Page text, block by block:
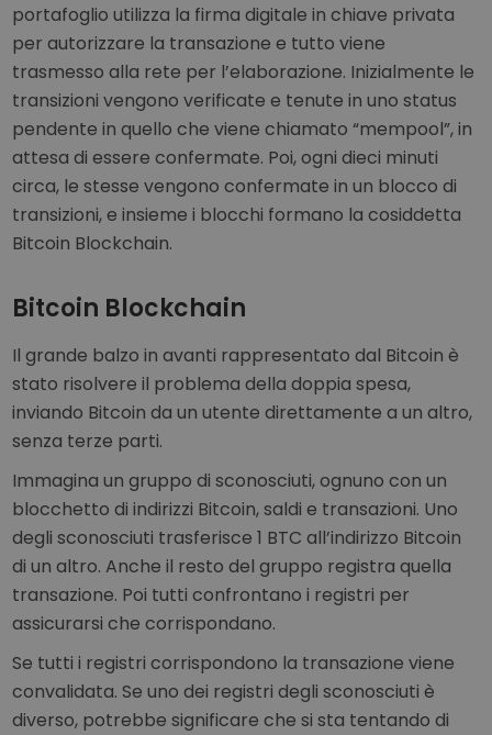
portafoglio utilizza la firma digitale in chiave privata
per autorizzare la transazione e tutto viene
trasmesso alla rete per l’elaborazione. Inizialmente le
transizioni vengono verificate e tenute in uno status
pendente in quello che viene chiamato “mempool”, in
attesa di essere confermate. Poi, ogni dieci minuti
circa, le stesse vengono confermate in un blocco di
transizioni, e insieme i blocchi formano la cosiddetta
Bitcoin Blockchain.
Bitcoin Blockchain
Il grande balzo in avanti rappresentato dal Bitcoin è
stato risolvere il problema della doppia spesa,
inviando Bitcoin da un utente direttamente a un altro,
senza terze parti.
Immagina un gruppo di sconosciuti, ognuno con un
blocchetto di indirizzi Bitcoin, saldi e transazioni. Uno
degli sconosciuti trasferisce 1 BTC all’indirizzo Bitcoin
di un altro. Anche il resto del gruppo registra quella
transazione. Poi tutti confrontano i registri per
assicurarsi che corrispondano.
Se tutti i registri corrispondono la transazione viene
convalidata. Se uno dei registri degli sconosciuti è
diverso, potrebbe significare che si sta tentando di